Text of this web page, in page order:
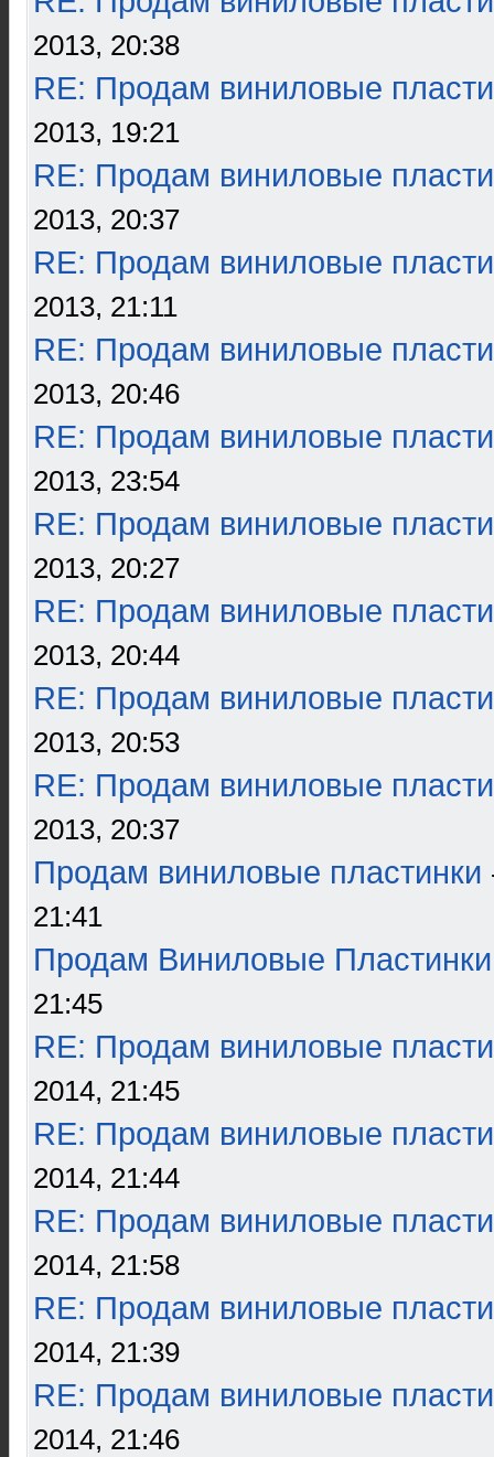
2013, 20:38
RE: Продам виниловые
2013, 19:21
RE: Продам виниловые
2013, 20:37
RE: Продам виниловые
2013, 21:11
RE: Продам виниловые
2013, 20:46
RE: Продам виниловые
2013, 23:54
RE: Продам виниловые
2013, 20:27
RE: Продам виниловые
2013, 20:44
RE: Продам виниловые
2013, 20:53
RE: Продам виниловые
2013, 20:37
Продам виниловые пластинки
21:41
Продам Виниловые Пластинки
21:45
RE: Продам виниловые
2014, 21:45
RE: Продам виниловые
2014, 21:44
RE: Продам виниловые
2014, 21:58
RE: Продам виниловые
2014, 21:39
RE: Продам виниловые
2014, 21:46